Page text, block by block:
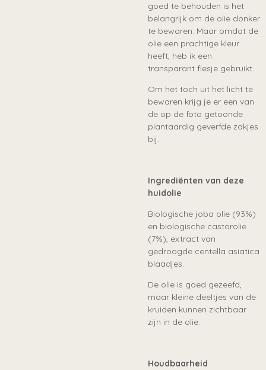
goed te behouden is het
belangrijk om de olie donker
te bewaren. Maar omdat de
olie een prachtige kleur
heeft, heb ik een
transparant flesje gebruikt.
Om het toch uit het licht te
bewaren krijg je er een van
de op de foto getoonde
plantaardig geverfde zakjes
bij.
Ingrediënten van deze
huidolie
Biologische joba olie (93%)
en biologische castorolie
(7%), extract van
gedroogde centella asiatica
blaadjes.
De olie is goed gezeefd,
maar kleine deeltjes van de
kruiden kunnen zichtbaar
zijn in de olie.
Houdbaarheid